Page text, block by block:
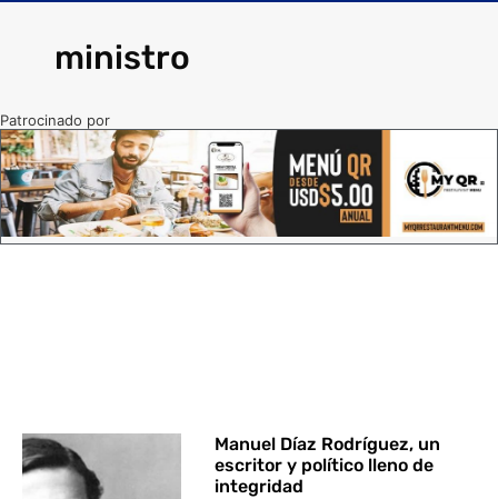
ministro
Patrocinado por
Manuel Díaz Rodríguez, un
escritor y político lleno de
integridad